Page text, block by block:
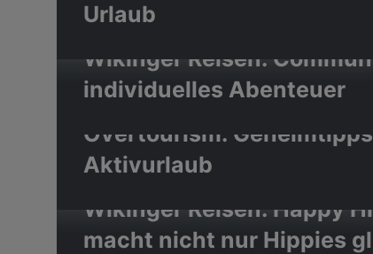
Urlaub
Wikinger Reisen:
individuelles Abenteuer
Wikinger Reisen: Under-
Overtourism:
Aktivurlaub
Wikinger Reisen: Happy
macht nicht nur Hippies